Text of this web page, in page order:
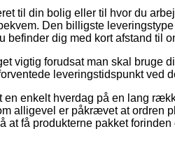
til din bolig eller til hvor du
Den billigste
befinder dig med kort afstand til
vigtig forudsat man skal bruge
leveringstidspunkt ved
enkelt hverdag på en lang
alligevel er påkrævet at ordren
at få produkterne pakket